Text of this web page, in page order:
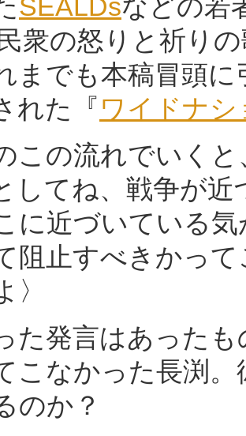
SEALDsなどの若
衆の怒りと祈り
までも本稿冒頭
れた『ワイドナシ
この流れでいく
してね、戦争が
に近づいている
阻止すべきかっ
〉
発言はあったも
こなかった長渕
のか？